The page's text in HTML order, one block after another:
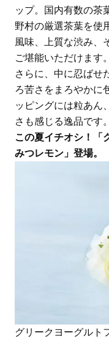
ップ。国内有数の茶
野村の厳選茶葉を使
風味、上質な渋み、
ご堪能いただけます。
さらに、中に忍ばせ
ろ苦さをまろやかに
ッピングには粒あん
さも感じる逸品です。
この夏イチオシ！「
みつレモン」登場。
グリークヨーグルト